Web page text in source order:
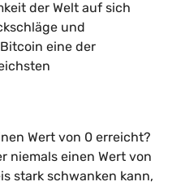
der Welt auf sich
und
eine der
Wert von 0 erreicht?
niemals einen Wert von
stark schwanken kann,